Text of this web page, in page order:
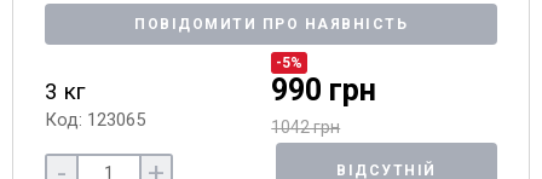
ПОВІДОМИТИ ПРО НАЯВНІСТЬ
3 кг
Код: 123065
-5%
990 грн
1042 грн
ВІДСУТНІЙ